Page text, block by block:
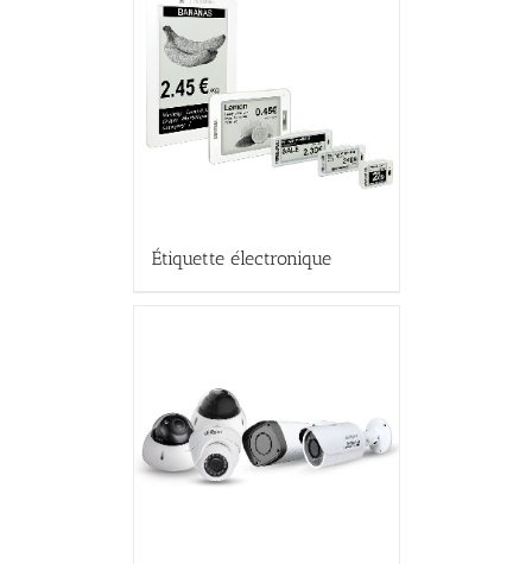
Étiquette électronique